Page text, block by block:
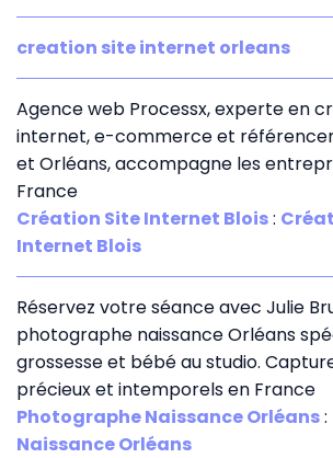
creation site internet orleans
Agence web Processx, experte en
internet, e-commerce et
et Orléans, accompagne les
France
Création Site Internet Blois:
Internet Blois
Réservez votre séance avec Julie
photographe naissance Orléans
grossesse et bébé au studio.
précieux et intemporels en France
Photographe Naissance Orléans:
Naissance Orléans